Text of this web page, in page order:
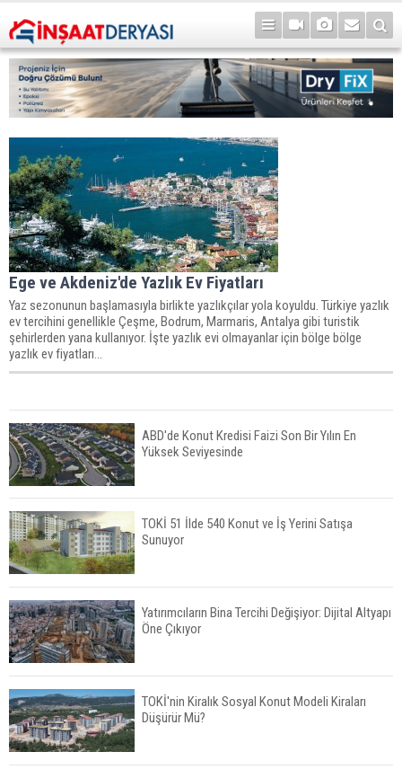
Ege ve Akdeniz'de Yazlık Ev Fiyatları
Yaz sezonunun başlamasıyla birlikte yazlıkçılar yola koyuldu. Türkiye yazlık
ev tercihini genellikle Çeşme, Bodrum, Marmaris, Antalya gibi turistik
şehirlerden yana kullanıyor. İşte yazlık evi olmayanlar için bölge bölge
yazlık ev fiyatları...
ABD'de Konut Kredisi Faizi Son Bir Yılın En
Yüksek Seviyesinde
TOKİ 51 İlde 540 Konut ve İş Yerini Satışa
Sunuyor
Yatırımcıların Bina Tercihi Değişiyor: Dijital Altyapı
Öne Çıkıyor
TOKİ'nin Kiralık Sosyal Konut Modeli Kiraları
Düşürür Mü?